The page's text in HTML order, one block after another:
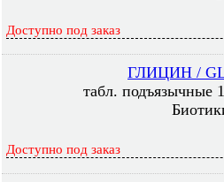
Доступно под заказ
ГЛИЦИН /
табл. подъязычные
Доступно под заказ